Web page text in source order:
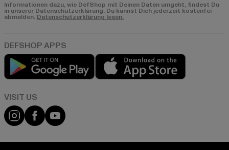
Informationen dazu, wie DefShop mit Deinen Daten umgeht, findest Du
in unserer Datenschutzerklärung. Du kannst Dich jederzeit kostenfei
abmelden. Datenschutzerklärung lesen.
Play market
Visit our Instagram page:
Visit our Facebook page:
Visit our YouTube channel: